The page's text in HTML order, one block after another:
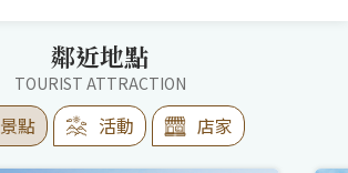
鄰近地點
TOURIST ATTRACTION
景點 活動 店家